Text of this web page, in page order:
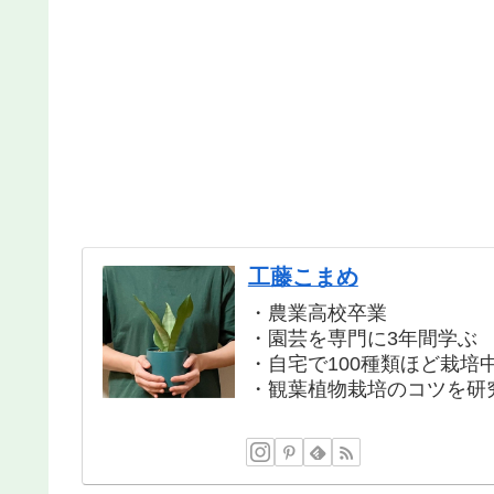
工藤こまめ
・農業高校卒業
・園芸を専門に3年間学ぶ
・自宅で100種類ほど栽培
・観葉植物栽培のコツを研